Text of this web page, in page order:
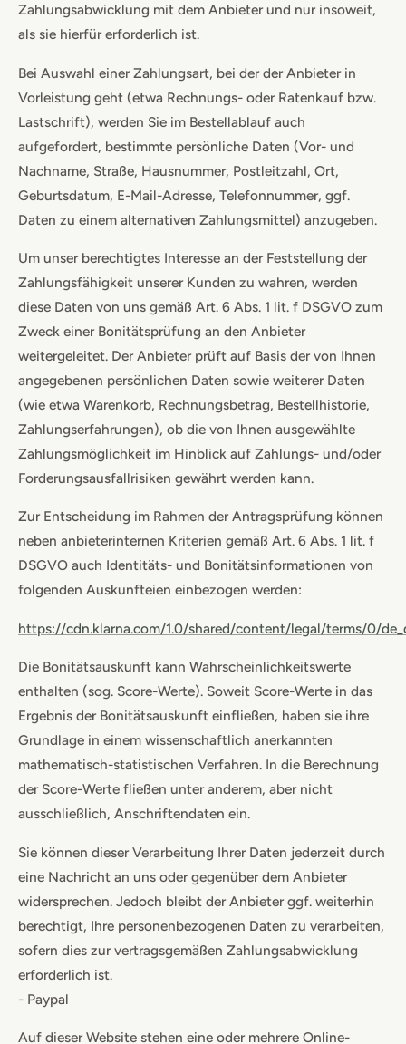
Zahlungsabwicklung mit dem Anbieter und nur insoweit,
als sie hierfür erforderlich ist.
Bei Auswahl einer Zahlungsart, bei der der Anbieter in
Vorleistung geht (etwa Rechnungs- oder Ratenkauf bzw.
Lastschrift), werden Sie im Bestellablauf auch
aufgefordert, bestimmte persönliche Daten (Vor- und
Nachname, Straße, Hausnummer, Postleitzahl, Ort,
Geburtsdatum, E-Mail-Adresse, Telefonnummer, ggf.
Daten zu einem alternativen Zahlungsmittel) anzugeben.
Um unser berechtigtes Interesse an der Feststellung der
Zahlungsfähigkeit unserer Kunden zu wahren, werden
diese Daten von uns gemäß Art. 6 Abs. 1 lit. f DSGVO zum
Zweck einer Bonitätsprüfung an den Anbieter
weitergeleitet. Der Anbieter prüft auf Basis der von Ihnen
angegebenen persönlichen Daten sowie weiterer Daten
(wie etwa Warenkorb, Rechnungsbetrag, Bestellhistorie,
Zahlungserfahrungen), ob die von Ihnen ausgewählte
Zahlungsmöglichkeit im Hinblick auf Zahlungs- und/oder
Forderungsausfallrisiken gewährt werden kann.
Zur Entscheidung im Rahmen der Antragsprüfung können
neben anbieterinternen Kriterien gemäß Art. 6 Abs. 1 lit. f
DSGVO auch Identitäts- und Bonitätsinformationen von
folgenden Auskunfteien einbezogen werden:
https://cdn.klarna.com/1.0/shared/content/legal/terms/0/
Die Bonitätsauskunft kann Wahrscheinlichkeitswerte
enthalten (sog. Score-Werte). Soweit Score-Werte in das
Ergebnis der Bonitätsauskunft einfließen, haben sie ihre
Grundlage in einem wissenschaftlich anerkannten
mathematisch-statistischen Verfahren. In die Berechnung
der Score-Werte fließen unter anderem, aber nicht
ausschließlich, Anschriftendaten ein.
Sie können dieser Verarbeitung Ihrer Daten jederzeit durch
eine Nachricht an uns oder gegenüber dem Anbieter
widersprechen. Jedoch bleibt der Anbieter ggf. weiterhin
berechtigt, Ihre personenbezogenen Daten zu verarbeiten,
sofern dies zur vertragsgemäßen Zahlungsabwicklung
erforderlich ist.
- Paypal
Auf dieser Website stehen eine oder mehrere Online-